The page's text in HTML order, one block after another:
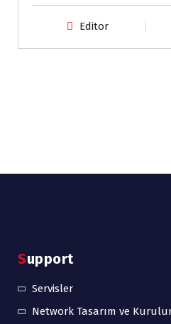
Editor
Support
Servisler
Network Tasarım ve